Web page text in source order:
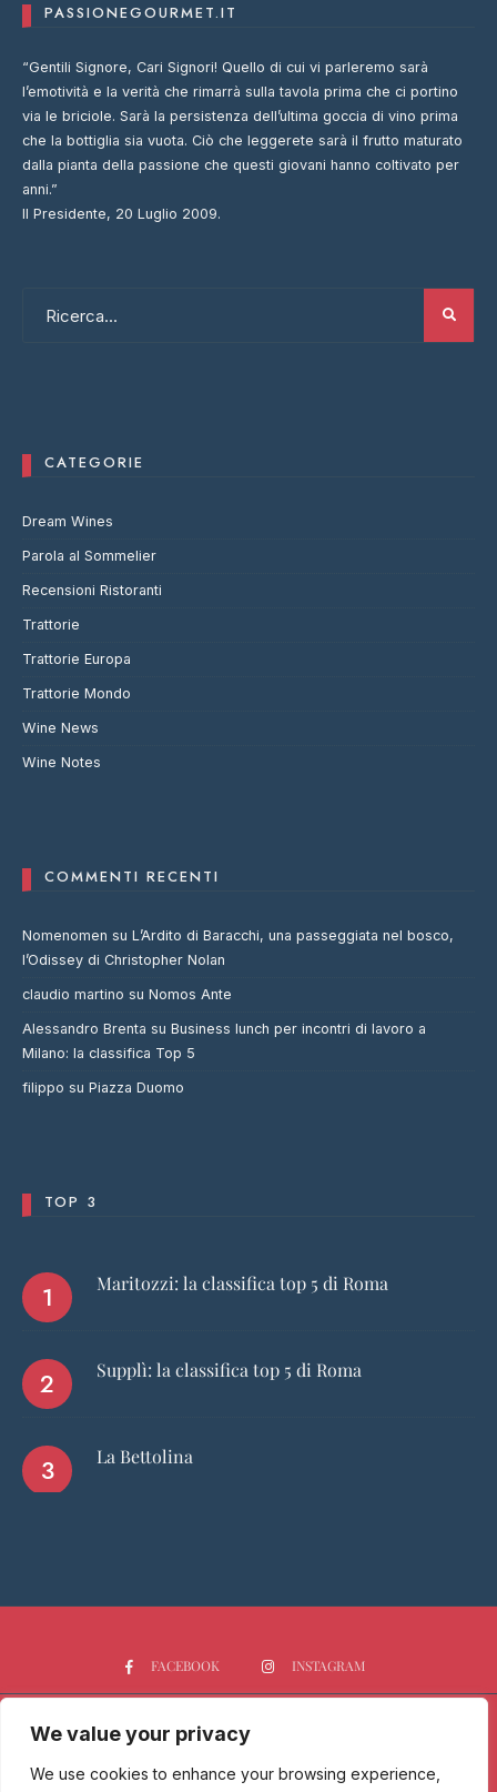
We value your privacy
We use cookies to enhance your browsing experience,
PASSIONEGOURMET.IT
“Gentili Signore, Cari Signori! Quello di cui vi parleremo sarà
l’emotività e la verità che rimarrà sulla tavola prima che ci portino
via le briciole. Sarà la persistenza dell’ultima goccia di vino prima
che la bottiglia sia vuota. Ciò che leggerete sarà il frutto maturato
dalla pianta della passione che questi giovani hanno coltivato per
anni.”
Il Presidente, 20 Luglio 2009.
CATEGORIE
Dream Wines
Parola al Sommelier
Recensioni Ristoranti
Trattorie
Trattorie Europa
Trattorie Mondo
Wine News
Wine Notes
COMMENTI RECENTI
Nomenomen su L’Ardito di Baracchi, una passeggiata nel bosco,
l’Odissey di Christopher Nolan
claudio martino su Nomos Ante
Alessandro Brenta su Business lunch per incontri di lavoro a
Milano: la classifica Top 5
filippo su Piazza Duomo
TOP 3
Maritozzi: la classifica top 5 di Roma
Supplì: la classifica top 5 di Roma
La Bettolina
FACEBOOK INSTAGRAM
HOME CHI SIAMO
NEWS